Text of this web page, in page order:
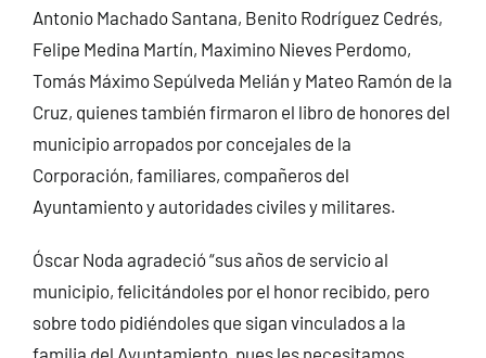
Antonio Machado Santana, Benito Rodríguez Cedrés,
Felipe Medina Martín, Maximino Nieves Perdomo,
Tomás Máximo Sepúlveda Melián y Mateo Ramón de la
Cruz, quienes también firmaron el libro de honores del
municipio arropados por concejales de la
Corporación, familiares, compañeros del
Ayuntamiento y autoridades civiles y militares.
Óscar Noda agradeció “sus años de servicio al
municipio, felicitándoles por el honor recibido, pero
sobre todo pidiéndoles que sigan vinculados a la